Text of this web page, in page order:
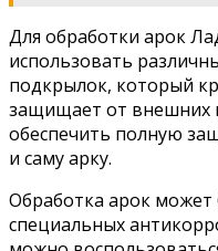
Для обработки арок
использовать
подкрылок, который
защищает от внешних
обеспечить полную
и саму арку.
Обработка арок
специальных